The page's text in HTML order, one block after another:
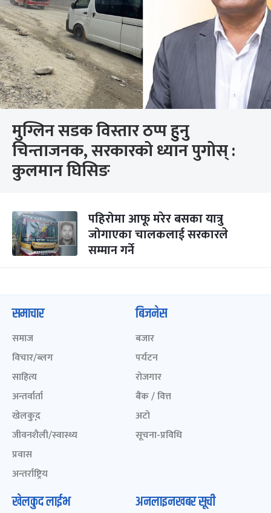
मुग्लिन सडक विस्तार ठप्प हुनु
चिन्ताजनक, सरकारको ध्यान पुगोस् :
कुलमान घिसिङ
पहिरोमा आफू मरेर बसका यात्रु
जोगाएका चालकलाई सरकारले
सम्मान गर्ने
समाचार
समाज
विचार/ब्लग
साहित्य
अन्तर्वार्ता
खेलकुद़़
जीवनशैली/स्वास्थ्य
प्रवास
अन्तर्राष्ट्रिय
बिजनेस
बजार
पर्यटन
रोजगार
बैंक / वित्त
अटो
सूचना-प्रविधि
खेलकुद लाईभ अनलाइनखबर सूची